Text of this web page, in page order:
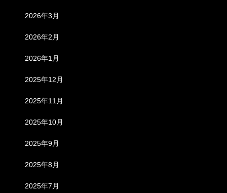
2026年3月
2026年2月
2026年1月
2025年12月
2025年11月
2025年10月
2025年9月
2025年8月
2025年7月